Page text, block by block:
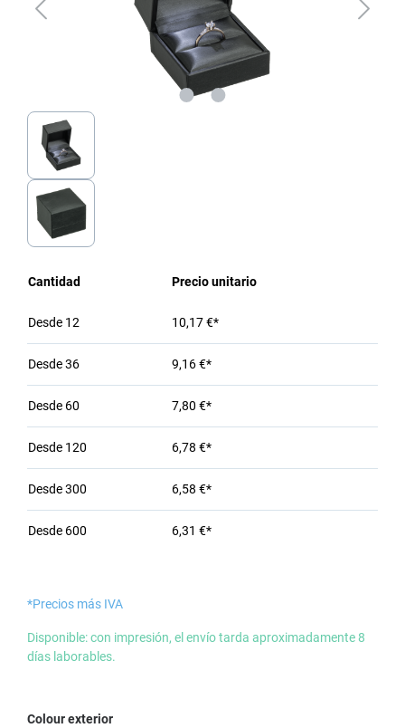
Cantidad Precio unitario
Desde 12 10,17 €*
Desde36 9,16 €*
Desde 60 7,80 €*
Desde 120 6,78 €*
Desde300 6,58 €*
Desde 600 6,31 €*
*Precios más IVA
Disponible: con impresión, el envío tarda aproximadamente 8
días laborables.
Seleccione
Colour exterior